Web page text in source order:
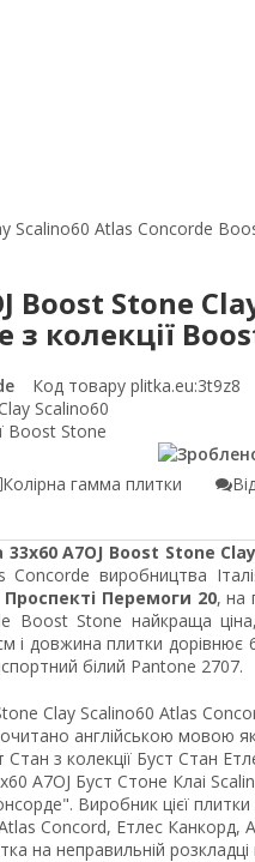
Scalino60 Atlas Concorde
Boost Stone
з колекції
Код товару plitka.eu:3t9z8
Колірна гамма плитки
A7OJ Boost Stone
Concorde виробництва
Проспекті Перемоги 20, на
Boost Stone найкраща
і довжина плитки
білий Pantone 2707.
Clay Scalino60 Atlas
англійською мовою
з колекції Буст Стан
A7OJ Буст Стоне Клаі
Виробник цієї
Concord, Етлес Канкорд,
на неправильній розкладці